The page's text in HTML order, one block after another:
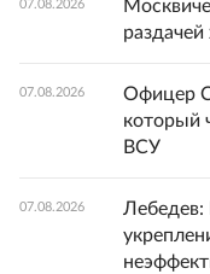
07.08.2026
07.08.2026
Офицер
который
ВСУ
07.08.2026